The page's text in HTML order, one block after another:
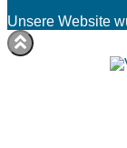
Unsere Website